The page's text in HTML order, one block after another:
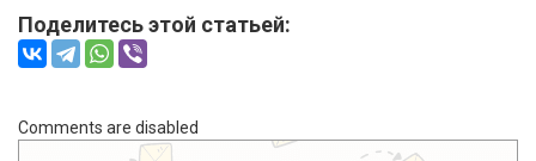
Поделитесь этой статьей:
Comments are disabled